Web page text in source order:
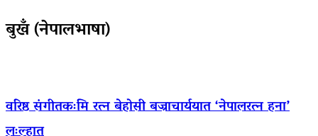
बुखँ (नेपालभाषा)
वरिष्ठ संगीतकःमि रत्न बेहोसी बज्राचार्ययात ‘नेपालरत्न हना’